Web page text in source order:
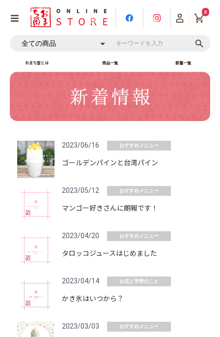
0
おまち堂とは 商品一覧 新着一覧
2023/06/16 おすすめメニュー
ゴールデンパインと台湾パイン
2023/05/12 おすすめメニュー
マンゴー好きさんに朗報です！
2023/04/20 おすすめメニュー
タロッコジュースはじめました
2023/04/14 お店と宇野のこと
かき氷はいつから？
2023/03/03 おすすめメニュー